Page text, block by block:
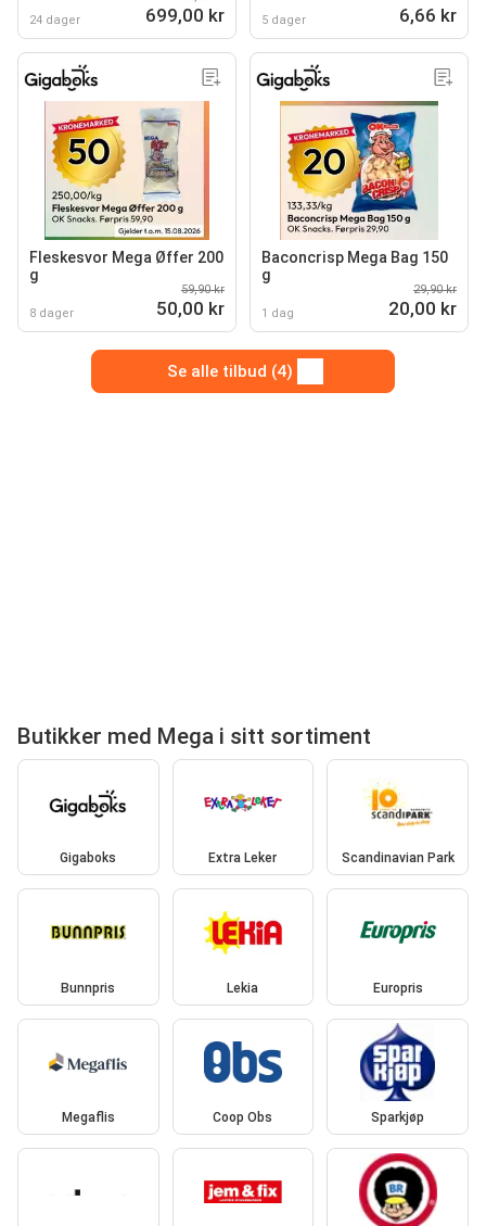
24 dager 699,00 kr 5 dager 6,66 kr
Fleskesvor Mega Øffer 200
g
8 dager
59,90 kr
50,00 kr
Baconcrisp Mega Bag 150
g
1 dag
29,90 kr
20,00 kr
Se alle tilbud (4)
Butikker med Mega i sitt sortiment
Gigaboks Extra Leker Scandinavian Park
Bunnpris Lekia Europris
Megaflis Coop Obs Sparkjøp